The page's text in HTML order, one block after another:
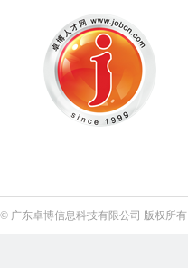
© 广东卓博信息科技有限公司 版权所有